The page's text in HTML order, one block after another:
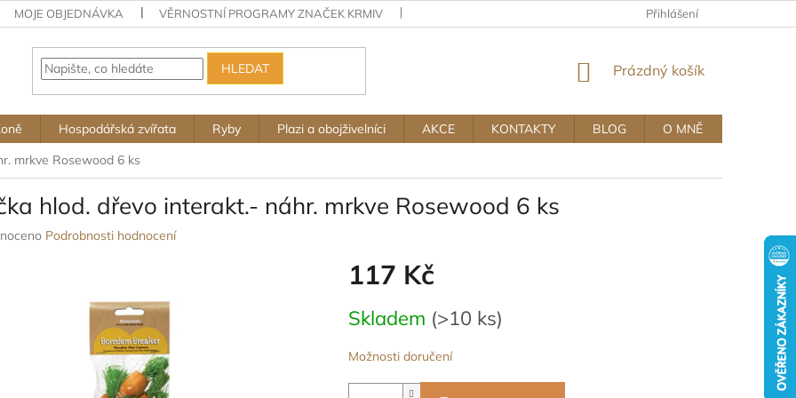
MOJE OBJEDNÁVKA VĚRNOSTNÍ PROGRAMY ZNAČEK KRMIV OBCHODNÍ A REKLAMAČNÍ PODMÍNKY
Přihlášení
HLEDAT
NÁKUPNÍ
Prázdný košík
Hospodářská zvířata Ryby Plazi a obojživelníci AKCE KONTAKTY BLOG
O MNĚ
mrkve Rosewood 6 ks
hlod. dřevo interakt.- náhr. mrkve Rosewood 6 ks
Podrobnosti hodnocení
117 Kč
cena:
Skladem (>10 ks)
Možnosti doručení